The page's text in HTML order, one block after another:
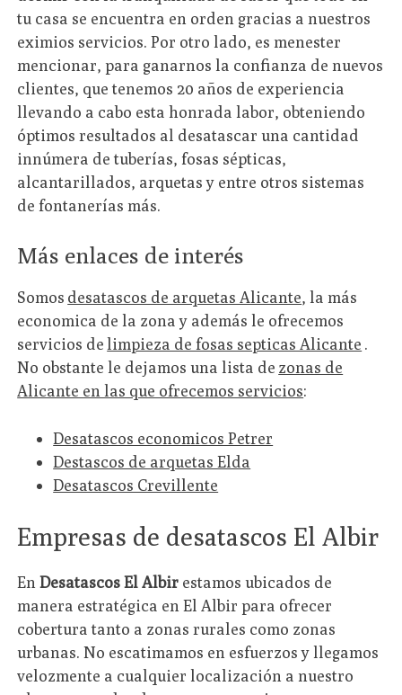
tu casa se encuentra en orden gracias a nuestros
eximios servicios. Por otro lado, es menester
mencionar, para ganarnos la confianza de nuevos
clientes, que tenemos 20 años de experiencia
llevando a cabo esta honrada labor, obteniendo
óptimos resultados al desatascar una cantidad
innúmera de tuberías, fosas sépticas,
alcantarillados, arquetas y entre otros sistemas
de fontanerías más.
Más enlaces de interés
Somos desatascos de arquetas Alicante, la más
economica de la zona y además le ofrecemos
servicios delimpieza de fosas septicas Alicante .
No obstante le dejamos una lista de zonas de
Alicante en las que ofrecemos servicios:
Desatascos economicos Petrer
Destascos de arquetas Elda
Desatascos Crevillente
Empresas de desatascos El Albir
EnDesatascos El Albir estamos ubicados de
manera estratégica en El Albir para ofrecer
cobertura tanto a zonas rurales como zonas
urbanas. No escatimamos en esfuerzos y llegamos
velozmente a cualquier localización a nuestro